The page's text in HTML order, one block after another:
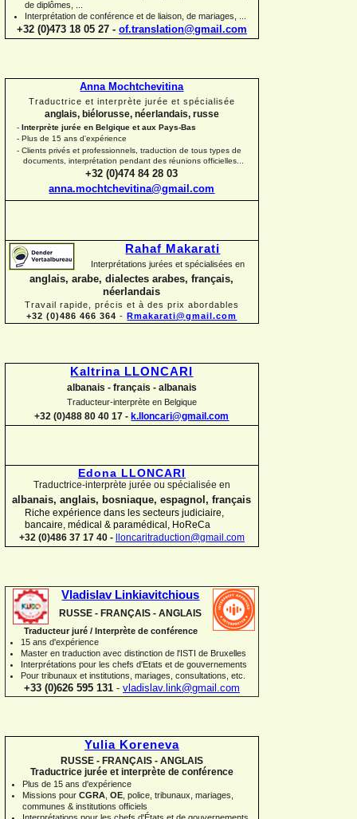
de diplômes, ...
Interprétation de conférence et de liaison, de mariages, ...
+32 (0)473 18 05 27 - of.translation@gmail.com
Anna Mochtchevitina
Traductrice et interprète jurée et spécialisée
anglais, biélorusse, néerlandais, russe
- Interprète jurée en Belgique et aux Pays-Bas
- Plus de 15 ans d'expérience
- Clients privés et professionnels, traduction de tous types de
documents, interprétation pendant des réunions officielles...
+32 (0)474 84 28 03
anna.mochtchevitina@gmail.com
Rahaf Makarati
Interprétations jurées et spécialisées en
anglais, arabe, dialectes arabes, français,
néerlandais
Travail rapide, précis et à des prix abordables
+32 (0)486 466 364 - Rmakarati@gmail.com
Kaltrina LLONCARI
albanais - français - albanais
Traducteur-interprète en Belgique
+32 (0)488 80 40 17 - k.lloncari@gmail.com
Edona LLONCARI
Traductrice-interprète jurée ou spécialisée en
albanais, anglais, bosniaque, espagnol, français
Riche expérience dans les secteurs judiciaire,
bancaire, médical & paramédical, HoReCa
+32 (0)486 37 17 40 -
lloncaritraduction@gmail.com
Vladislav Linkiavitchious
RUSSE - FRANÇAIS - ANGLAIS
Traducteur juré / Interprète de conférence
15 ans d'expérience
Master en traduction avec distinction de l'ISTI de Bruxelles
Interprétations pour les chefs d'Etats et de gouvernements
Pour tribunaux et institutions , mariages, consultations, etc.
+33 (0)626 595 131 - vladislav.link@gmail.com
Yulia Koreneva
RUSSE - FRANÇAIS - ANGLAIS
Traductrice jurée et interprète de conférence
Plus de 15 ans d'expérience
Missions pour CGRA OE police, tribunaux, mariages,
communes & institutions officiels